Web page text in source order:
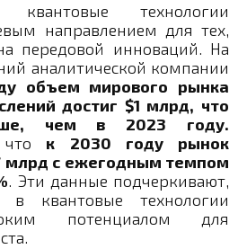
технологии
направлением для тех,
передовой инноваций. На
аналитической компании
объем мирового рынка
достиг $1 млрд, что
чем в 2023 году.
что к 2030 году рынок
млрд с ежегодным темпом
. Эти данные подчеркивают,
в квантовые технологии
потенциалом для